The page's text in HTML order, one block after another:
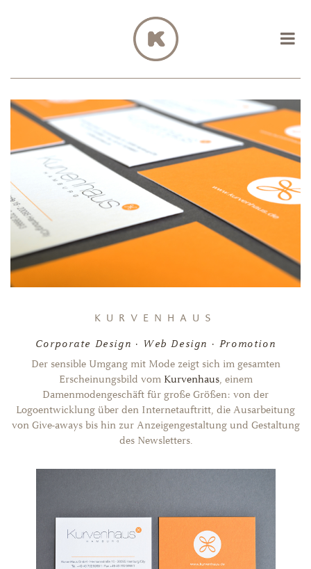
KURVENHAUS
Corporate Design · Web Design · Promotion
Der sensible Umgang mit Mode zeigt sich im gesamten
Erscheinungsbild vom Kurvenhaus, einem
Damenmodengeschäft für große Größen: von der
Logoentwicklung über den Internetauftritt, die Ausarbeitung
von Give-aways bis hin zur Anzeigengestaltung und Gestaltung
des Newsletters.